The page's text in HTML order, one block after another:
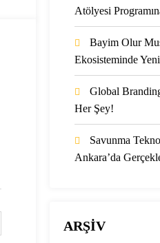
Atölyesi
Bayim Olur
Ekosisteminde
Global
Her Şey!
Savunma
Ankara’da
ARŞİV